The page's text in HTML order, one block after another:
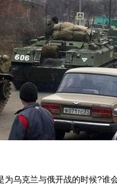
乌克兰与俄开战的时候?谁